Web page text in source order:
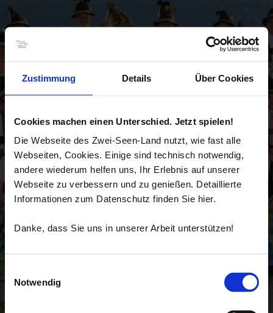
Zustimmung Details Über Cookies
Cookies machen einen Unterschied. Jetzt spielen!
Die Webseite des Zwei-Seen-Land nutzt, wie fast alle
Webseiten, Cookies. Einige sind technisch notwendig,
andere wiederum helfen uns, Ihr Erlebnis auf unserer
Webseite zu verbessern und zu genießen. Detaillierte
Informationen zum Datenschutz finden Sie hier.
Danke, dass Sie uns in unserer Arbeit unterstützen!
Notwendig